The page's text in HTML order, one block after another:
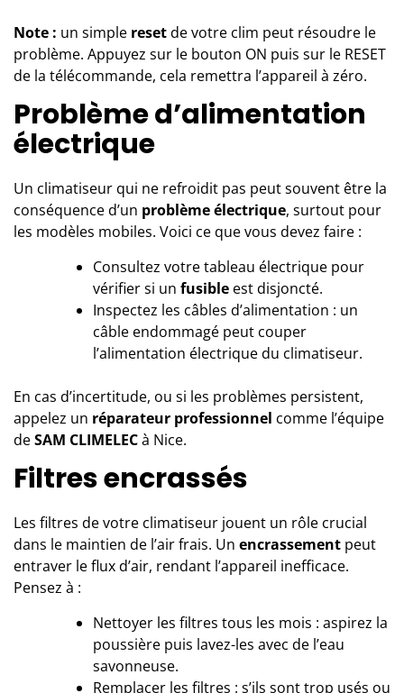
Note : un simple resetde votre clim peut résoudre le
problème. Appuyez sur le bouton ON puis sur le RESET
de la télécommande, cela remettra l’appareil à zéro.
Problème d’alimentation
électrique
Un climatiseur qui ne refroidit pas peut souvent être la
conséquence d’un problème électrique, surtout pour
les modèles mobiles. Voici ce que vous devez faire :
Consultez votre tableau électrique pour
vérifier si un fusible est disjoncté.
Inspectez les câbles d’alimentation : un
câble endommagé peut couper
l’alimentation électrique du climatiseur.
En cas d’incertitude, ou si les problèmes persistent,
appelez un réparateur professionnel comme l’équipe
deSAM CLIMELECà Nice.
Filtres encrassés
Les filtres de votre climatiseur jouent un rôle crucial
dans le maintien de l’air frais. Un encrassement peut
entraver le flux d’air, rendant l’appareil inefficace.
Pensez à :
Nettoyer les filtres tous les mois : aspirez la
poussière puis lavez-les avec de l’eau
savonneuse.
Remplacer les filtres : s’ils sont trop usés ou